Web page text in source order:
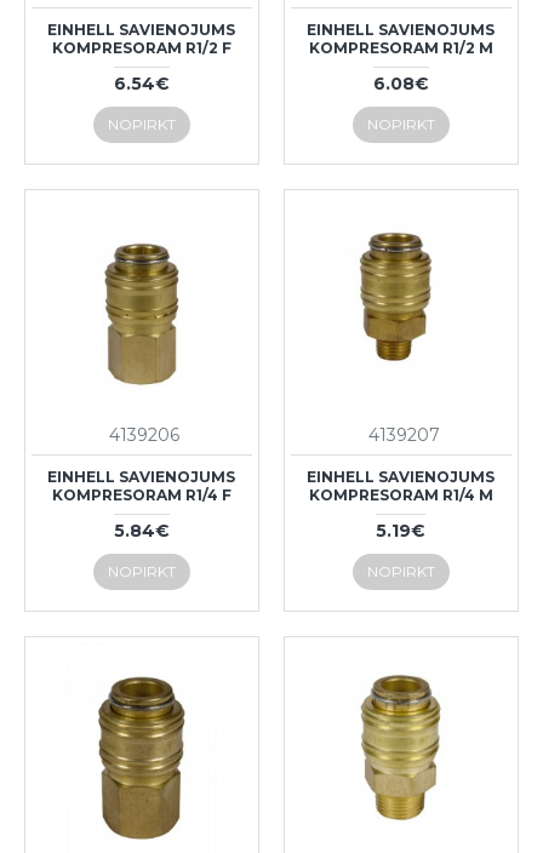
EINHELL SAVIENOJUMS
KOMPRESORAM R1/2 F
6.54€
NOPIRKT
EINHELL SAVIENOJUMS
KOMPRESORAM R1/2 M
6.08€
NOPIRKT
4139206
EINHELL SAVIENOJUMS
KOMPRESORAM R1/4 F
5.84€
NOPIRKT
4139207
EINHELL SAVIENOJUMS
KOMPRESORAM R1/4 M
5.19€
NOPIRKT